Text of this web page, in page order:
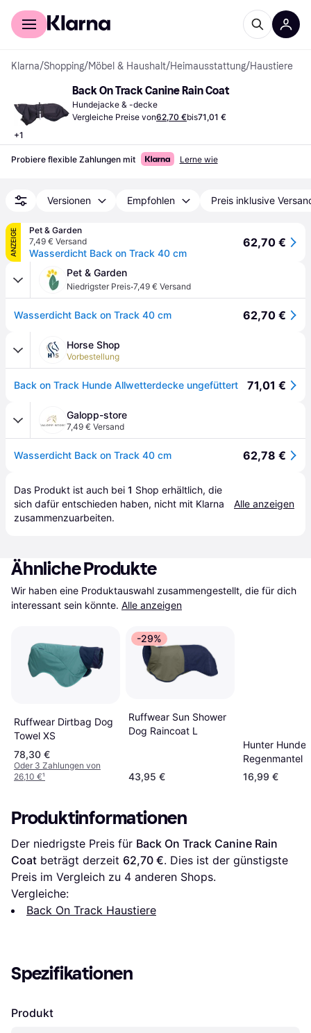
Für Shopper
Klarna/Shopping/Möbel & Haushalt/Heimausstattung/Haustiere
+1
Back On Track Canine Rain Coat
Hundejacke & -decke
Vergleiche Preise von62,70 €bis71,01 €
Probiere flexible Zahlungen mit Lerne wie
Versionen Empfohlen Preis inklusive
ANZEIGE
Pet & Garden
7,49 € Versand
Wasserdicht Back on Track 40 cm
62,70 €
Pet & Garden
Niedrigster Preis·7,49 € Versand
Wasserdicht Back on Track 40 cm 62,70 €
Horse Shop
Vorbestellung
Back on Track Hunde Allwetterdecke ungefüttert 71,01 €
Galopp-store
7,49 € Versand
Wasserdicht Back on Track 40 cm 62,78 €
Das Produkt ist auch bei 1 Shop erhältlich, die
sich dafür entschieden haben, nicht mit Klarna
zusammenzuarbeiten.
Alle anzeigen
Ähnliche Produkte
Wir haben eine Produktauswahl zusammengestellt, die für dich
interessant sein könnte. Alle anzeigen
Ruffwear Dirtbag Dog
Towel XS
78,30 €
Oder 3 Zahlungen von
26,10 €¹
-29%
Ruffwear Sun Shower
Dog Raincoat L
43,95 €
Hunter Hunde-
Regenmantel
Grün 35
16,99 €
Produktinformationen
Der niedrigste Preis für Back On Track Canine Rain
Coat beträgt derzeit 62,70 €. Dies ist der günstigste
Preis im Vergleich zu 4 anderen Shops.
Vergleiche:
Back On Track Haustiere
Spezifikationen
Produkt